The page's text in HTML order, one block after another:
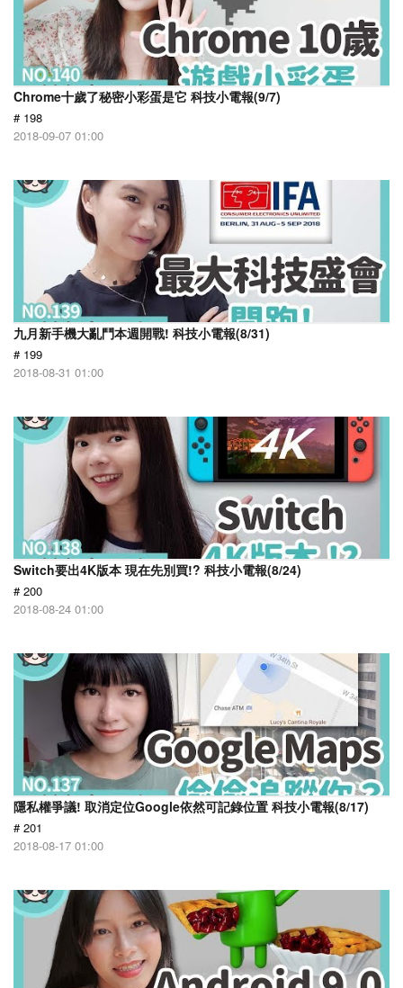
Chrome十歲了秘密小彩蛋是它 科技小電報(9/7)
# 198
2018-09-07 01:00
九月新手機大亂鬥本週開戰! 科技小電報(8/31)
# 199
2018-08-31 01:00
Switch要出4K版本 現在先別買!? 科技小電報(8/24)
# 200
2018-08-24 01:00
隱私權爭議! 取消定位Google依然可記錄位置 科技小電報(8/17)
# 201
2018-08-17 01:00